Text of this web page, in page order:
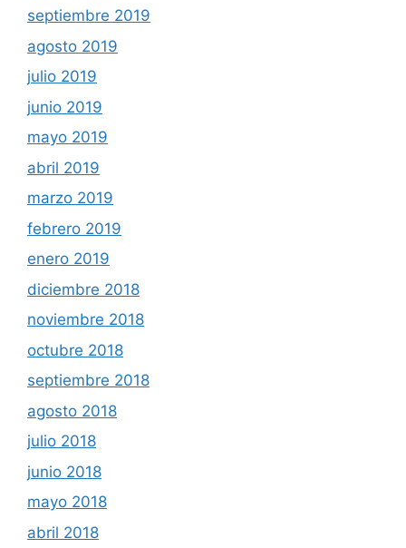
septiembre 2019
agosto 2019
julio 2019
junio 2019
mayo 2019
abril 2019
marzo 2019
febrero 2019
enero 2019
diciembre 2018
noviembre 2018
octubre 2018
septiembre 2018
agosto 2018
julio 2018
junio 2018
mayo 2018
abril 2018